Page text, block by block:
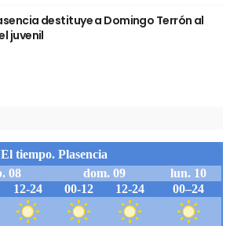
destituye a Domingo Terrón al
juvenil